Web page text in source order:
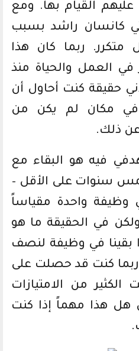
القيام بها. ومع
كانسان راشد بسبب
متكرر. ربما كان هذا
في العمل والحياة منذ
لأني حقيقة كنت أحاول أن
في مكان لم يكن من
ذلك.
فيه هو البقاء مع
سنوات على الأقل –
وظيفة واحدة مقياساً
في الحقيقة ما هو
بقينا في وظيفة لنصف
ربما كنت قد حصلت على
الكثير من الامتيازات
هل هذا مهماً إذا كنت